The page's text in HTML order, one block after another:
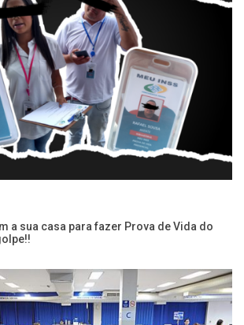
a sua casa para fazer Prova de Vida do